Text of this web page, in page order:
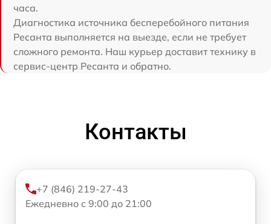
часа.
Диагностика источника бесперебойного питания
Ресанта выполняется на выезде, если не требует
сложного ремонта. Наш курьер доставит технику в
сервис-центр Ресанта и обратно.
Контакты
+7 (846) 219-27-43
Ежедневно с 9:00 до 21:00